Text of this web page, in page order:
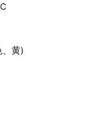
黄)